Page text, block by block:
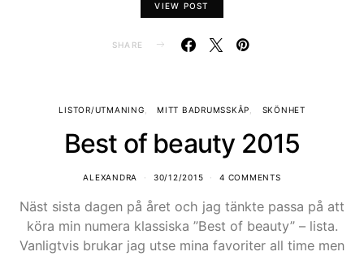
VIEW POST
SHARE
LISTOR/UTMANING MITT BADRUMSSKÅP SKÖNHET
Best of beauty 2015
ALEXANDRA 30/12/2015 4 COMMENTS
Näst sista dagen på året och jag tänkte passa på att
köra min numera klassiska ”Best of beauty” – lista.
Vanligtvis brukar jag utse mina favoriter all time men